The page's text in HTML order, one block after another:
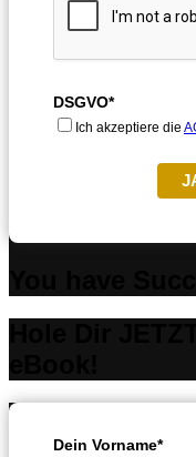
DSGVO*
Ich akzeptiere die
Dein Vorname*